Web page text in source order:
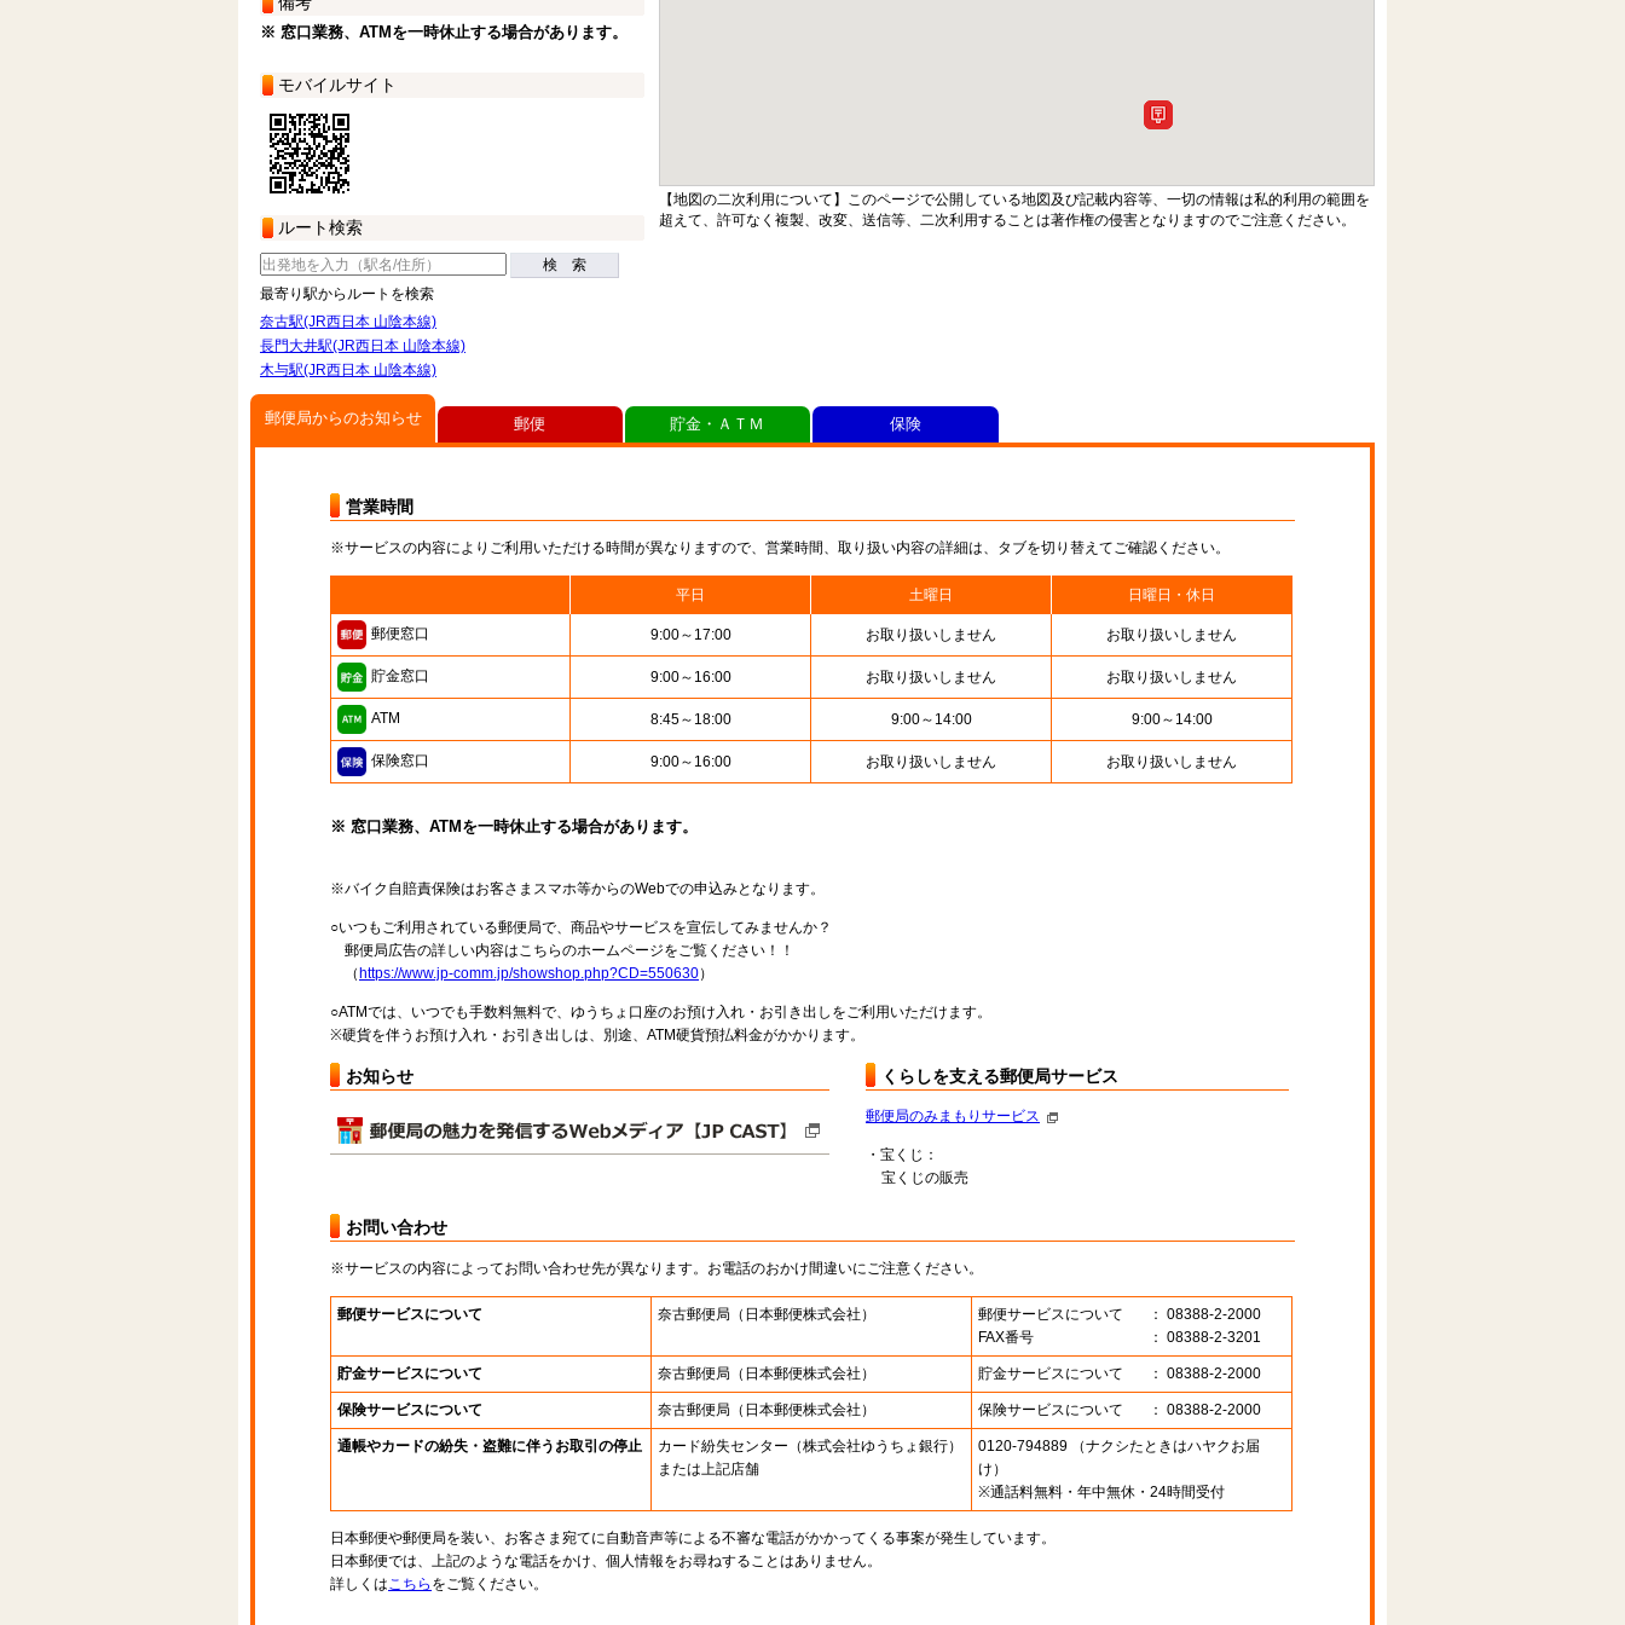
※ 窓口業務、ATMを一時休止する場合があります。
モバイルサイト
ルート検索
検 索
最寄り駅からルートを検索
奈古駅(JR西日本 山陰本線)
長門大井駅(JR西日本 山陰本線)
木与駅(JR西日本 山陰本線)
【地図の二次利用について】このページで公開している地図及び記載内容等、一切の情報は私的利用の範囲を
超えて、許可なく複製、改変、送信等、二次利用することは著作権の侵害となりますのでご注意ください。
郵便局からのお知らせ
営業時間
※サービスの内容によりご利用いただける時間が異なりますので、営業時間、取り扱い内容の詳細は、タブを切り替えてご確認ください。
平日 土曜日 日曜日・休日
郵便窓口 9:00～17:00 お取り扱いしません お取り扱いしません
貯金窓口 9:00～16:00 お取り扱いしません お取り扱いしません
ATM 8:45～18:00 9:00～14:00 9:00～14:00
保険窓口 9:00～16:00 お取り扱いしません お取り扱いしません
※ 窓口業務、ATMを一時休止する場合があります。
※バイク自賠責保険はお客さまスマホ等からのWebでの申込みとなります。
○いつもご利用されている郵便局で、商品やサービスを宣伝してみませんか？
郵便局広告の詳しい内容はこちらのホームページをご覧ください！！
（ https://www.jp-comm.jp/showshop.php?CD=550630）
○ATMでは、いつでも手数料無料で、ゆうちょ口座のお預け入れ・お引き出しをご利用いただけます。
※硬貨を伴うお預け入れ・お引き出しは、別途、ATM硬貨預払料金がかかります。
お知らせ くらしを支える郵便局サービス
郵便局のみまもりサービス
・宝くじ：
宝くじの販売
お問い合わせ
※サービスの内容によってお問い合わせ先が異なります。お電話のおかけ間違いにご注意ください。
郵便サービスについて 奈古郵便局 （日本郵便株式会社） 郵便サービスについて
： 08388-2-2000
FAX番号
： 08388-2-3201
貯金サービスについて 奈古郵便局 （日本郵便株式会社） 貯金サービスについて ： 08388-2-2000
保険サービスについて 奈古郵便局 （日本郵便株式会社） 保険サービスについて ： 08388-2-2000
通帳やカードの紛失・盗難に伴うお取引の停止 カード紛失センター （株式会社ゆうちょ銀行）
または上記店舗
0120-794889 （ナクシたときはハヤクお届
け）
※通話料無料・年中無休・24時間受付
日本郵便や郵便局を装い、お客さま宛てに自動音声等による不審な電話がかかってくる事案が発生しています。
日本郵便では、上記のような電話をかけ、個人情報をお尋ねすることはありません。
詳しくはこちら をご覧ください。
郵便 貯金・ＡＴＭ 保険